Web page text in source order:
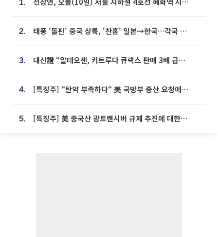
1.
2. 태풍 '돌핀' 중국 상륙, '찬홈' 일본→한국…각국 기상청 예상 경로는?
3. 대신證 “알테오젠, 키트루다 큐렉스 판매 3배 급증…목표가 41만원 상향”
4. [특징주] “탄약 부족하다“ 美 국방부 증산 요청에⋯국내 방산주 급등세
5. [특징주] 美 중국산 광트랜시버 규제 추진에 대한광통신 등 광통신株 강세